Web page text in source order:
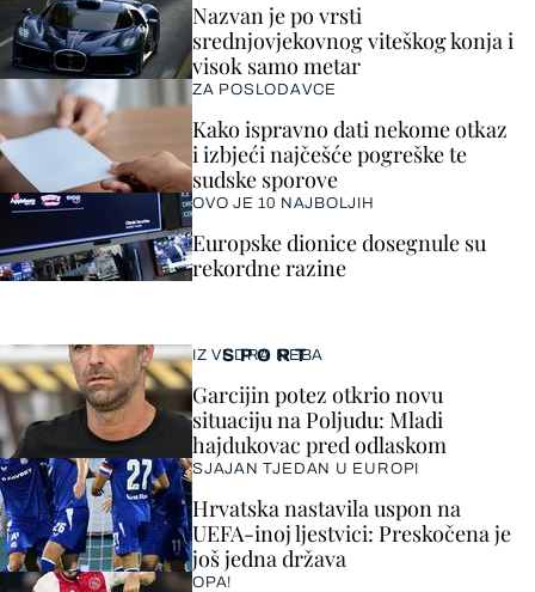
SPORT
IZ VEDRA NEBA
Garcijin potez otkrio novu
situaciju na Poljudu: Mladi
hajdukovac pred odlaskom
SJAJAN TJEDAN U EUROPI
Hrvatska nastavila uspon na
UEFA-inoj ljestvici: Preskočena je
još jedna država
OPA!
Nazvan je po vrsti
srednjovjekovnog viteškog konja i
visok samo metar
ZA POSLODAVCE
Kako ispravno dati nekome otkaz
i izbjeći najčešće pogreške te
sudske sporove
OVO JE 10 NAJBOLJIH
Europske dionice dosegnule su
rekordne razine